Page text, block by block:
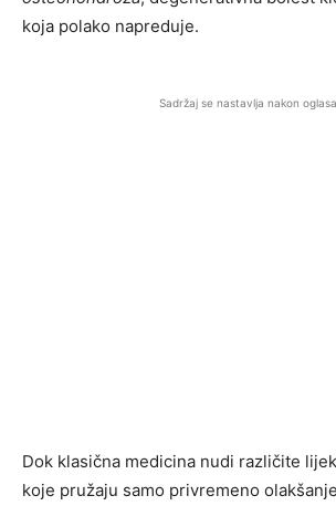
koja polako napreduje.
Sadržaj se nastavlja nakon oglasa
Dok klasična medicina nudi različite
koje pružaju samo privremeno